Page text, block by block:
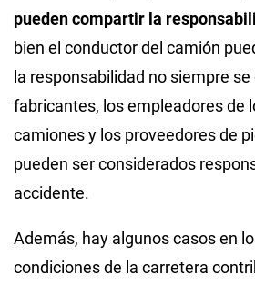
pueden compartir la
bien el conductor del camión
la responsabilidad no siempre
fabricantes, los empleadores de
camiones y los proveedores de
pueden ser considerados
accidente.
Además, hay algunos casos en
condiciones de la carretera